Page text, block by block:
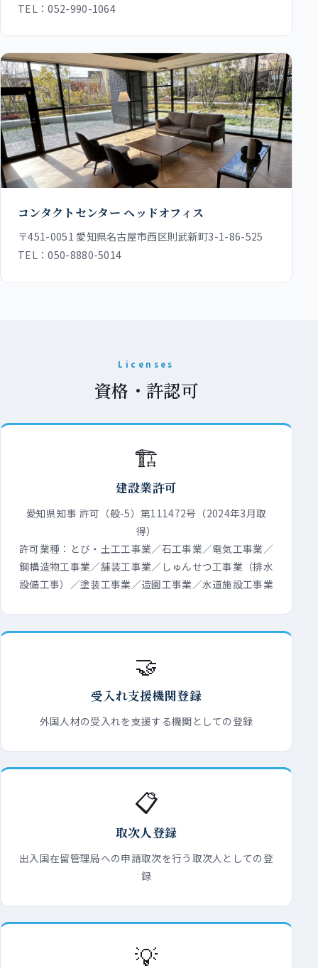
TEL：052-990-1064
コンタクトセンター ヘッドオフィス
〒451-0051 愛知県名古屋市西区則武新町3-1-86-525
TEL：050-8880-5014
Licenses
資格・許認可
🏗
建設業許可
愛知県知事 許可（般-5）第111472号（2024年3月取
得）
許可業種：とび・土工工事業／石工事業／電気工事業／
鋼構造物工事業／舗装工事業／しゅんせつ工事業（排水
設備工事）／塗装工事業／造園工事業／水道施設工事業
🤝
受入れ支援機関登録
外国人材の受入れを支援する機関としての登録
📋
取次人登録
出入国在留管理局への申請取次を行う取次人としての登
録
💡